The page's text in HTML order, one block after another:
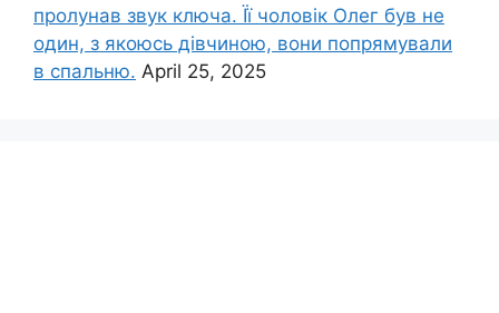
пролунав звук ключа. Її чоловік Олег був не
один, з якоюсь дівчиною, вони попрямували
в спальню. April 25, 2025